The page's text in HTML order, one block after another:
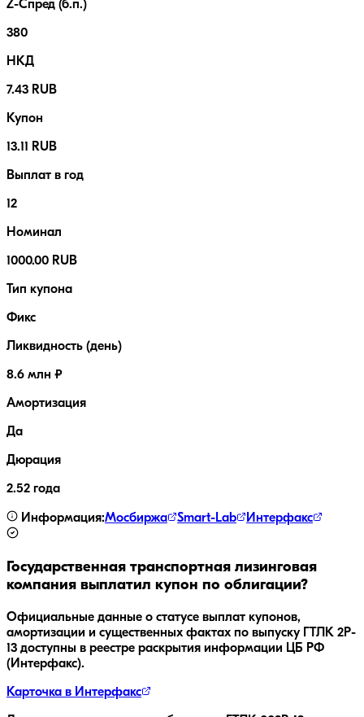
Z-Спред (б.п.)
380
НКД
7.43 RUB
Купон
13.11 RUB
Выплат в год
12
Номинал
1000.00 RUB
Тип купона
Фикс
Ликвидность (день)
8.6 млн ₽
Амортизация
Да
Дюрация
2.52 года
Информация:Мосбиржа Smart-Lab Интерфакс
Государственная транспортная лизинговая
компания выплатил купон по облигации?
Официальные данные о статусе выплат купонов,
амортизации и существенных фактах по выпуску ГТЛК 2P-
13 доступны в реестре раскрытия информации ЦБ РФ
(Интерфакс).
Карточка в Интерфакс